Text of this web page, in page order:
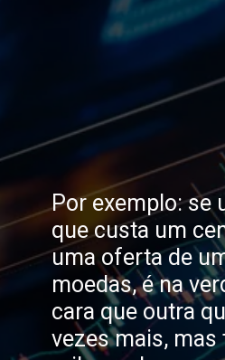
Por exemplo: se
que custa um
uma oferta de
moedas, é na
cara que outra
vezes mais,